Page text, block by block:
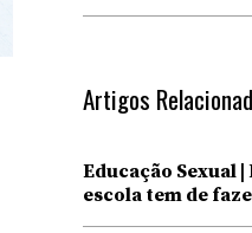
Artigos
Educação Sexual |
escola tem de